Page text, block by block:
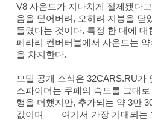
V8 사운드가 지나치게 절제됐다
음을 덮어버려, 오히려 지붕을 닫
들렸다는 것이다. 특정 한 대에
페라리 컨버터블에서 사운드는
을 차지한다.
모델 공개 소식은 32CARS.RU가
스파이더는 쿠페의 속도를 그대
행을 더했지만, 추가되는 약 3만
값이며——여기서 가장 기대되는